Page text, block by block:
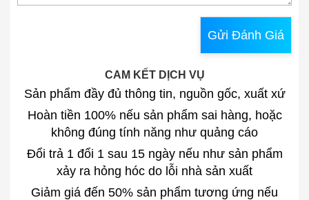
Gửi Đánh Giá
CAM KẾT DỊCH VỤ
Sản phẩm đầy đủ thông tin, nguồn gốc, xuất xứ
Hoàn tiền 100% nếu sản phẩm sai hàng, hoặc
không đúng tính năng như quảng cáo
Đổi trả 1 đổi 1 sau 15 ngày nếu như sản phẩm
xảy ra hỏng hóc do lỗi nhà sản xuất
Giảm giá đến 50% sản phẩm tương ứng nếu